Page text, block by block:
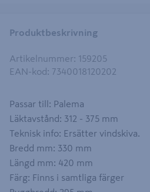
Produktbeskrivning
Artikelnummer: 159205
EAN-kod : 7340018120202
Passar till: Palema
Läktavstånd: 312 - 375 mm
Teknisk info: Ersätter vindskiva.
Bredd mm: 330 mm
Längd mm: 420 mm
Färg: Finns i samtliga färger